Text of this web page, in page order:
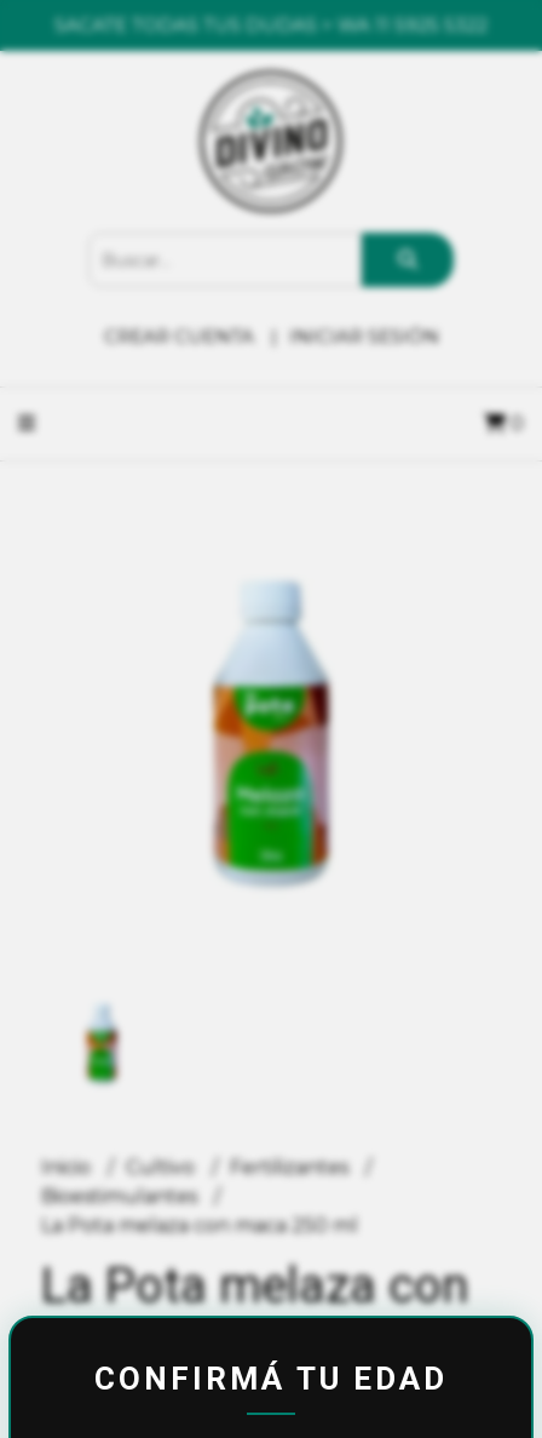
SACATE TODAS TUS DUDAS > WA 11 5925 5322
CREAR CUENTA INICIAR SESIÓN
Inicio Cultivo
Fertilizantes
Bioestimulantes
La Pota melaza con maca 250 ml
La Pota melaza con
maca 250 ml
CONFIRMÁ TU EDAD